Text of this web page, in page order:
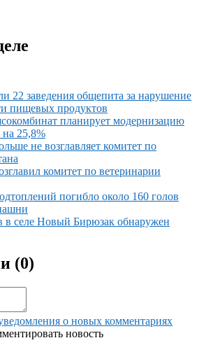
22 заведения общепита за нарушение
пищевых продуктов
планирует модернизацию
на 25,8%
не возглавляет комитет по
комитет по ветеринарии
погибло около 160 голов
в селе Новый Бирюзак обнаружен
(0)
о новых комментариях
новость